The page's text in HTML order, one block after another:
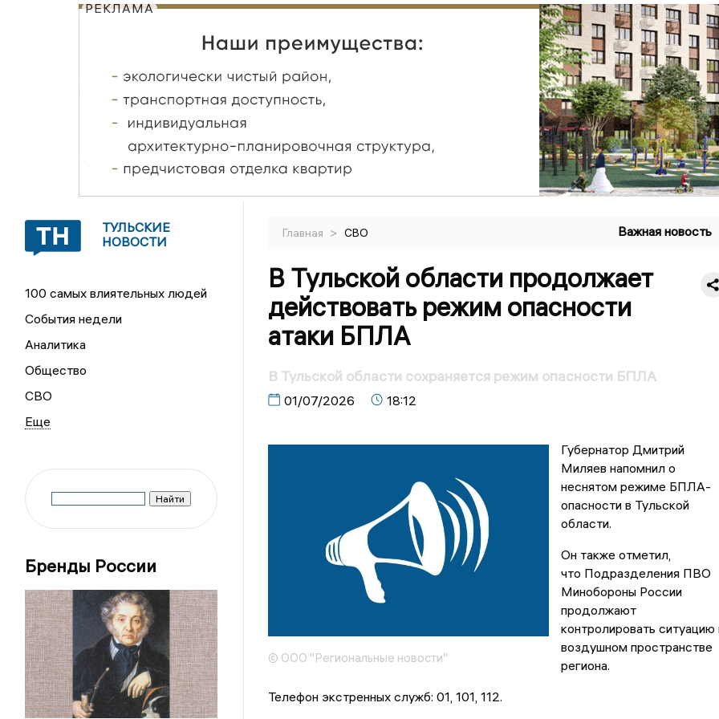
РЕКЛАМА
ТУЛЬСКИЕ
НОВОСТИ
100 самых влиятельных людей
События недели
Аналитика
Общество
СВО
Бренды России
Главная > СВО Важная новость
В Тульской области продолжает
действовать режим опасности
атаки БПЛА
В Тульской области сохраняется режим опасности БПЛА
01/07/2026 18:12
© ООО "Региональные новости"
Губернатор Дмитрий
Миляев напомнил о
неснятом режиме БПЛА-
опасности в Тульской
области.
Он также отметил,
что Подразделения ПВО
Минобороны России
продолжают
контролировать ситуацию
воздушном пространстве
региона.
Телефон экстренных служб: 01, 101, 112.